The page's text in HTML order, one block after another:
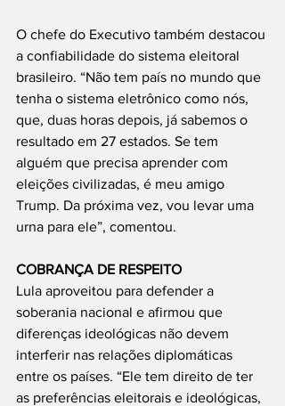
O chefe do Executivo também destacou
a confiabilidade do sistema eleitoral
brasileiro. “Não tem país no mundo que
tenha o sistema eletrônico como nós,
que, duas horas depois, já sabemos o
resultado em 27 estados. Se tem
alguém que precisa aprender com
eleições civilizadas, é meu amigo
Trump. Da próxima vez, vou levar uma
urna para ele”, comentou.
COBRANÇA DE RESPEITO
Lula aproveitou para defender a
soberania nacional e afirmou que
diferenças ideológicas não devem
interferir nas relações diplomáticas
entre os países. “Ele tem direito de ter
as preferências eleitorais e ideológicas,